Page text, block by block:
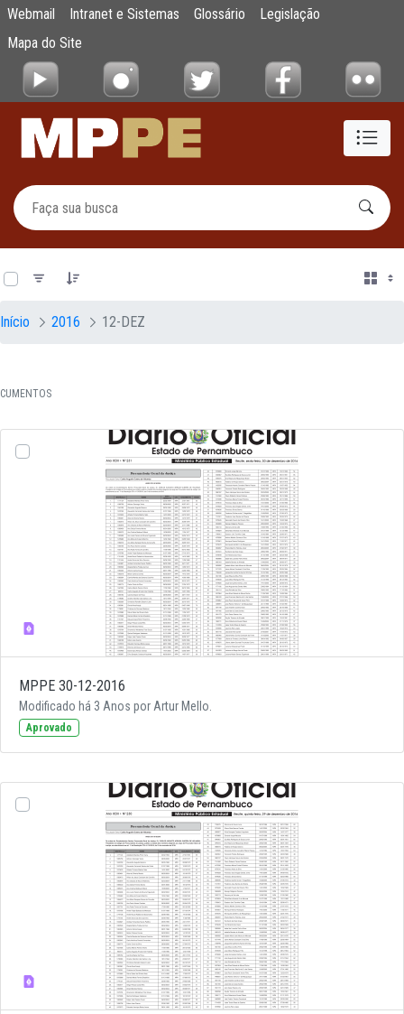
Pular para o Conteúdo principal
Documentos
Webmail Intranet e Sistemas Glossário
Legislação
Mapa do Site
Início 2016 12-DEZ
MPPE 30-12-2016
Modificado há 3 Anos por Artur Mello.
Aprovado